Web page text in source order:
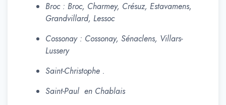
Broc : Broc, Charmey, Crésuz, Estavamens,
Grandvillard, Lessoc
Cossonay : Cossonay, Sénaclens, Villars-
Lussery
Saint-Christophe .
Saint-Paul en Chablais